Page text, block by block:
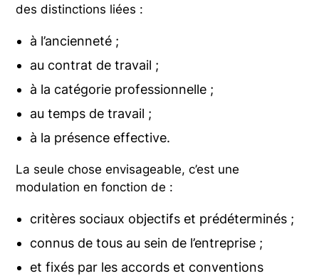
des distinctions liées :
à l’ancienneté ;
au contrat de travail ;
à la catégorie professionnelle ;
au temps de travail ;
à la présence effective.
La seule chose envisageable, c’est une
modulation en fonction de :
critères sociaux objectifs et prédéterminés ;
connus de tous au sein de l’entreprise ;
et fixés par les accords et conventions